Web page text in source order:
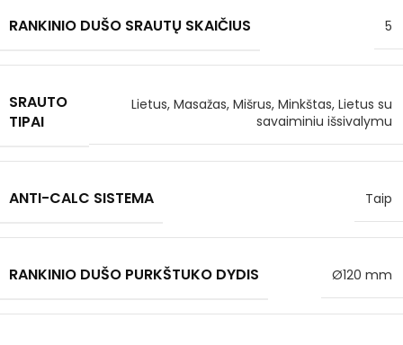
RANKINIO DUŠO SRAUTŲ SKAIČIUS 5
SRAUTO
TIPAI
Lietus, Masažas, Mišrus, Minkštas, Lietus su
savaiminiu išsivalymu
ANTI-CALC SISTEMA Taip
RANKINIO DUŠO PURKŠTUKO DYDIS Ø120 mm